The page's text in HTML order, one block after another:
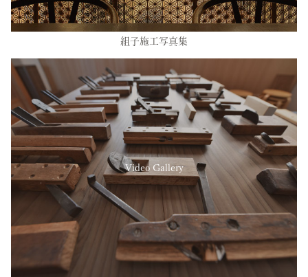
組子施工写真集
Video Gallery